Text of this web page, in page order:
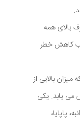
بالای همه
) سبب کاهش خطر
بالایی از
یابد. یکی
پاپایا،